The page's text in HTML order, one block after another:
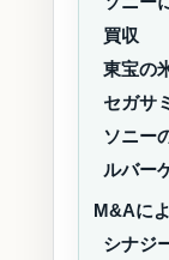
買収
東宝の
セガサ
ソニー
ルバー
M&Aに
シナジ